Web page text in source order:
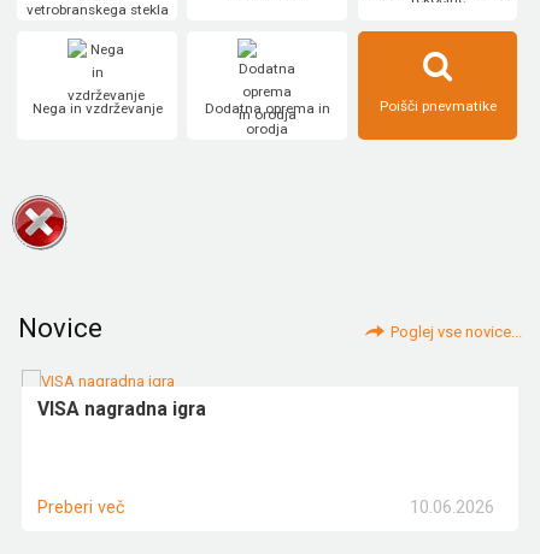
vetrobranskega stekla
Nega in vzdrževanje
Dodatna oprema in
orodja
Poišči pnevmatike
Novice Poglej vse novice...
VISA nagradna igra
10.06.2026
Preberi več